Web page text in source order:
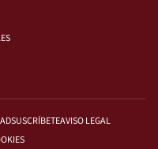
SUSCRÍBETEAVISO LEGAL